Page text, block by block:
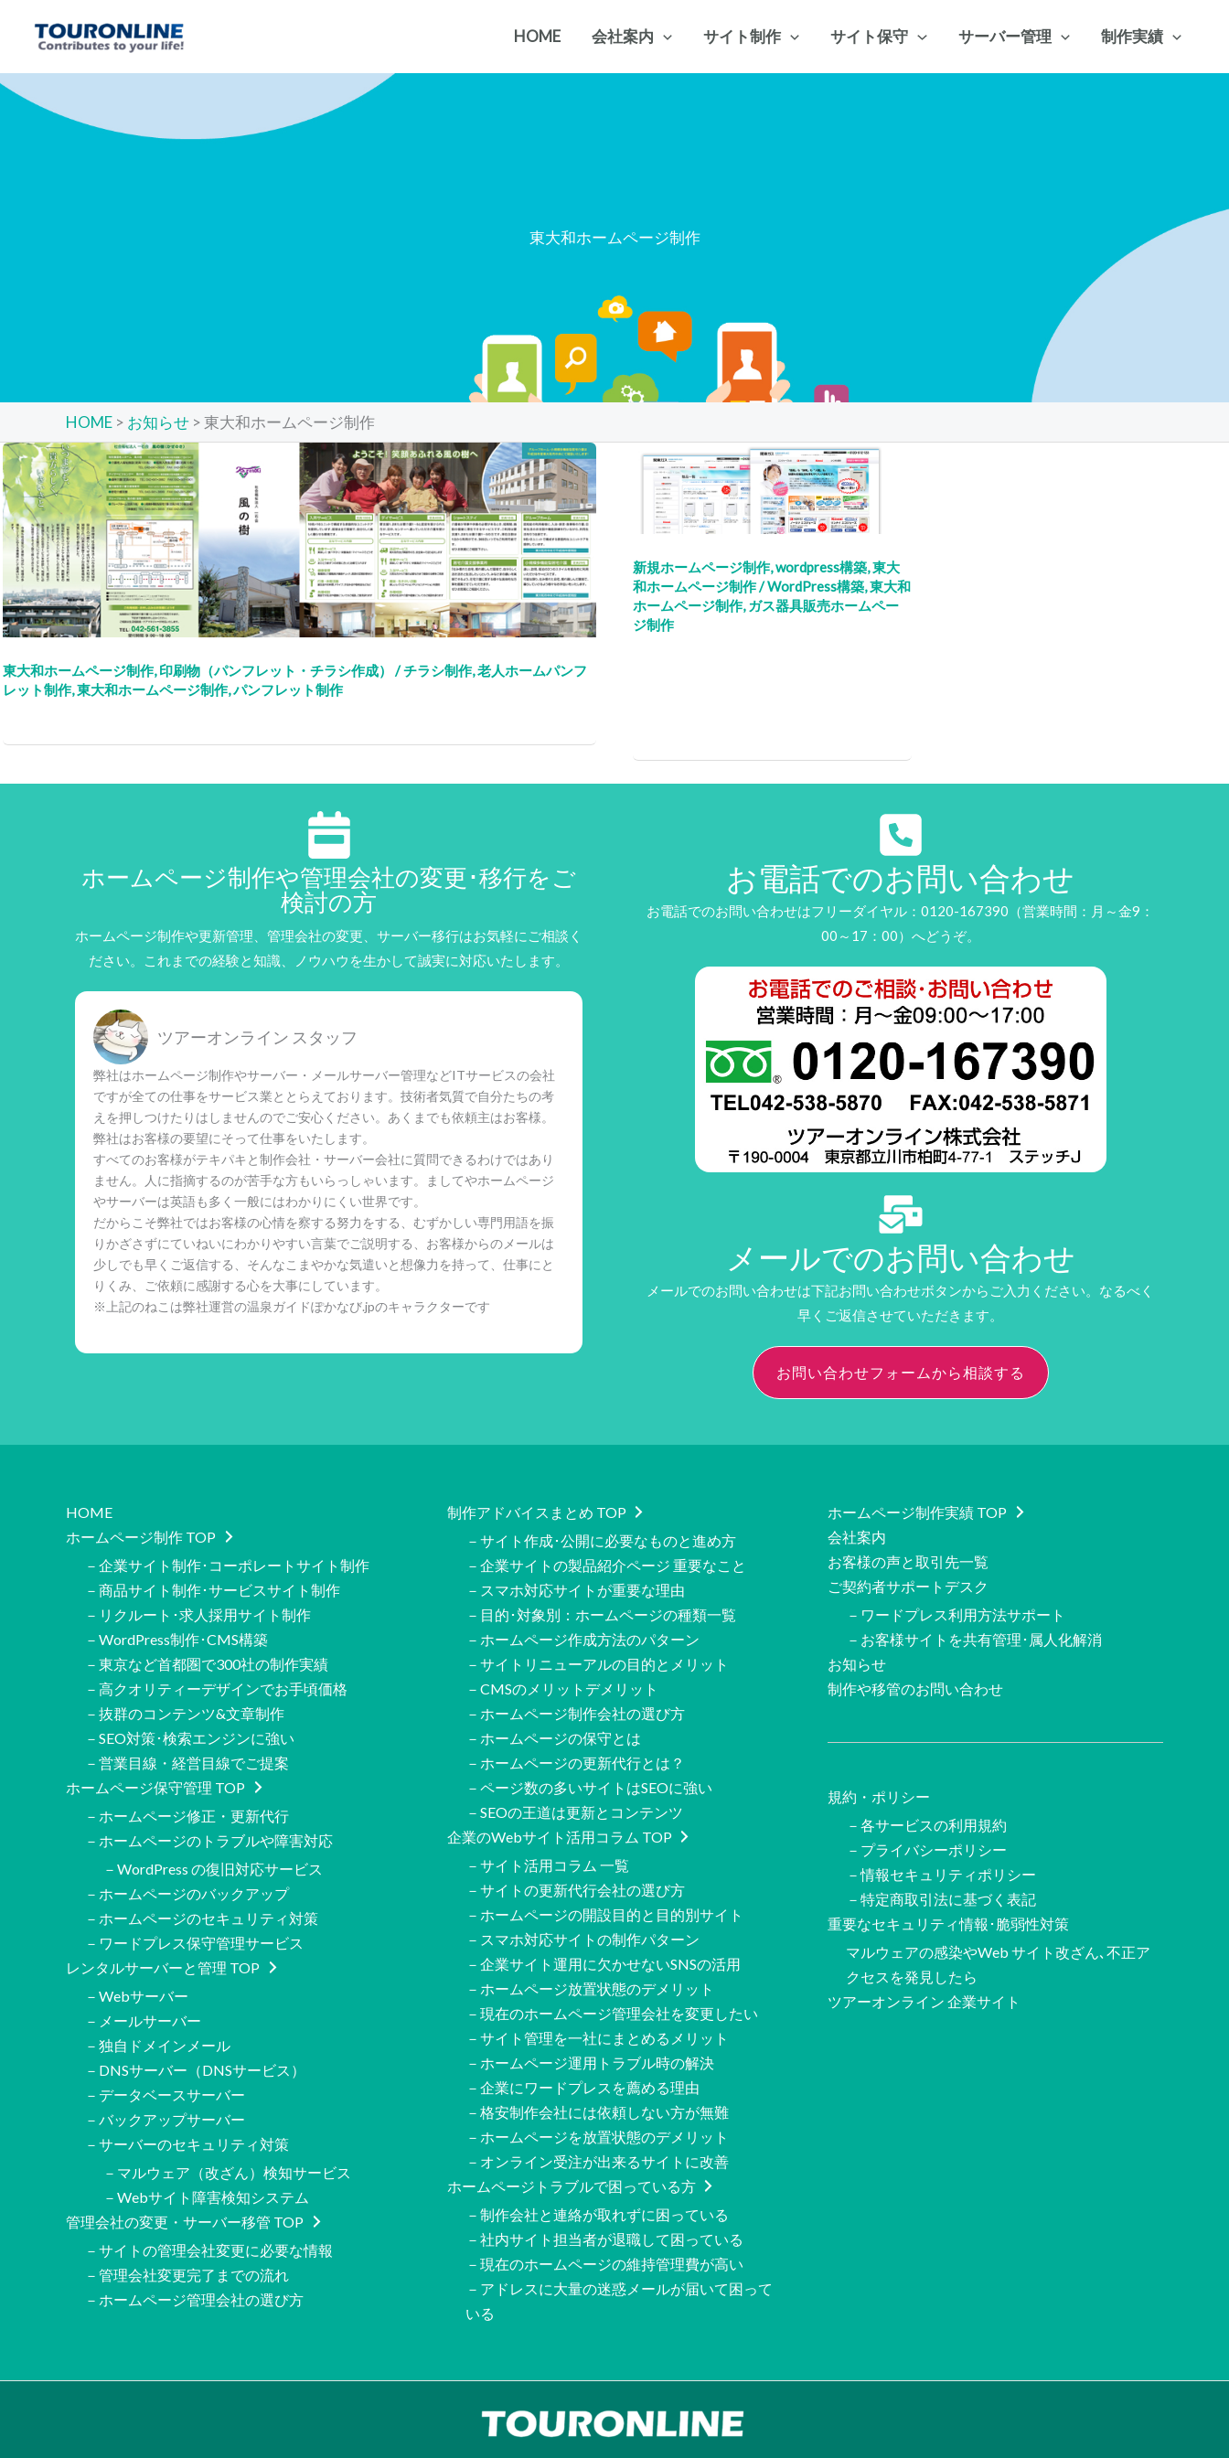
ス
HOME 会社案内 サイト制作 サイト保守 サーバー管理 制作実績
東大和ホームページ制作
HOME > お知らせ >東大和ホームページ制作
東大和ホームページ制作,印刷物（パンフレット・チラシ作成） /チラシ制作,老人ホームパンフ
レット制作,東大和ホームページ制作,パンフレット制作
新規ホームページ制作,wordpress構築,東大
和ホームページ制作/WordPress構築,東大和
ホームページ制作,ガス器具販売ホームペー
ジ制作
ホームページ制作や管理会社の変更･移行をご
検討の方
ホームページ制作や更新管理、管理会社の変更、サーバー移行はお気軽にご相談く
ださい。これまでの経験と知識、ノウハウを生かして誠実に対応いたします。
ツアーオンライン スタッフ
弊社はホームページ制作やサーバー・メールサーバー管理などITサービスの会社
ですが全ての仕事をサービス業ととらえております。技術者気質で自分たちの考
えを押しつけたりはしませんのでご安心ください。あくまでも依頼主はお客様。
弊社はお客様の要望にそって仕事をいたします。
すべてのお客様がテキパキと制作会社・サーバー会社に質問できるわけではあり
ません。人に指摘するのが苦手な方もいらっしゃいます。ましてやホームページ
やサーバーは英語も多く一般にはわかりにくい世界です。
だからこそ弊社ではお客様の心情を察する努力をする、むずかしい専門用語を振
りかざさずにていねいにわかりやすい言葉でご説明する、お客様からのメールは
少しでも早くご返信する、そんなこまやかな気遣いと想像力を持って、仕事にと
りくみ、ご依頼に感謝する心を大事にしています。
※上記のねこは弊社運営の温泉ガイドぽかなび.jpのキャラクターです
お電話でのお問い合わせ
お電話でのお問い合わせはフリーダイヤル：0120-167390（営業時間：月～金9：
00～17：00）へどうぞ。
メールでのお問い合わせ
メールでのお問い合わせは下記お問い合わせボタンからご入力ください。なるべく
早くご返信させていただきます。
お問い合わせフォームから相談する
HOME
ホームページ制作 TOP
－企業サイト制作･コーポレートサイト制作
－商品サイト制作･サービスサイト制作
－リクルート･求人採用サイト制作
－WordPress制作･CMS構築
－東京など首都圏で300社の制作実績
－高クオリティーデザインでお手頃価格
－抜群のコンテンツ&文章制作
－SEO対策･検索エンジンに強い
－営業目線・経営目線でご提案
ホームページ保守管理 TOP
－ホームページ修正・更新代行
－ホームページのトラブルや障害対応
－WordPress の復旧対応サービス
－ホームページのバックアップ
－ホームページのセキュリティ対策
－ワードプレス保守管理サービス
レンタルサーバーと管理 TOP
－Webサーバー
－メールサーバー
－独自ドメインメール
－DNSサーバー（DNSサービス）
－データベースサーバー
－バックアップサーバー
－サーバーのセキュリティ対策
－マルウェア（改ざん）検知サービス
－Webサイト障害検知システム
管理会社の変更・サーバー移管 TOP
－サイトの管理会社変更に必要な情報
－管理会社変更完了までの流れ
－ホームページ管理会社の選び方
制作アドバイスまとめ TOP
－サイト作成･公開に必要なものと進め方
－企業サイトの製品紹介ページ 重要なこと
－スマホ対応サイトが重要な理由
－目的･対象別：ホームページの種類一覧
－ホームページ作成方法のパターン
－サイトリニューアルの目的とメリット
－CMSのメリットデメリット
－ホームページ制作会社の選び方
－ホームページの保守とは
－ホームページの更新代行とは？
－ページ数の多いサイトはSEOに強い
－SEOの王道は更新とコンテンツ
企業のWebサイト活用コラム TOP
－サイト活用コラム 一覧
－サイトの更新代行会社の選び方
－ホームページの開設目的と目的別サイト
－スマホ対応サイトの制作パターン
－企業サイト運用に欠かせないSNSの活用
－ホームページ放置状態のデメリット
－現在のホームページ管理会社を変更したい
－サイト管理を一社にまとめるメリット
－ホームページ運用トラブル時の解決
－企業にワードプレスを薦める理由
－格安制作会社には依頼しない方が無難
－ホームページを放置状態のデメリット
－オンライン受注が出来るサイトに改善
ホームページトラブルで困っている方
－制作会社と連絡が取れずに困っている
－社内サイト担当者が退職して困っている
－現在のホームページの維持管理費が高い
－アドレスに大量の迷惑メールが届いて困って
いる
ホームページ制作実績 TOP
会社案内
お客様の声と取引先一覧
ご契約者サポートデスク
－ワードプレス利用方法サポート
－お客様サイトを共有管理･属人化解消
お知らせ
制作や移管のお問い合わせ
規約・ポリシー
－各サービスの利用規約
－プライバシーポリシー
－情報セキュリティポリシー
－特定商取引法に基づく表記
重要なセキュリティ情報･脆弱性対策
マルウェアの感染やWeb サイト改ざん､不正ア
クセスを発見したら
ツアーオンライン 企業サイト